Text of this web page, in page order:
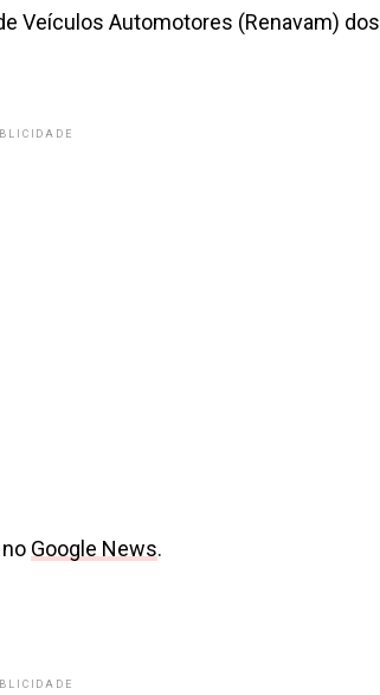
Veículos Automotores (Renavam) dos
Google News.